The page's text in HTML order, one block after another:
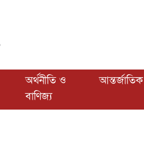
অর্থনীতি ও
বাণিজ্য
আন্তর্জাতিক